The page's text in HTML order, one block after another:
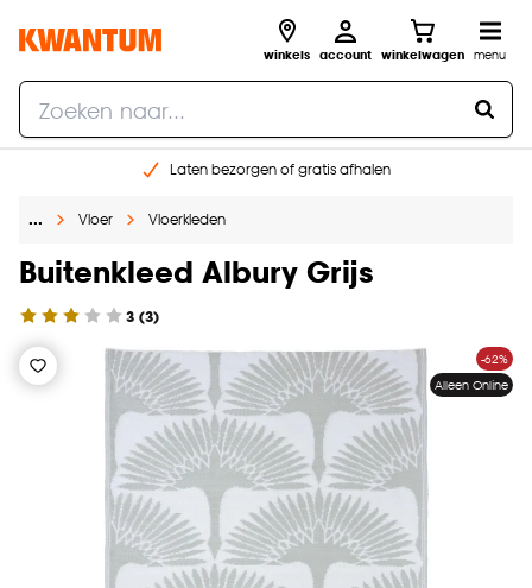
winkels account winkelwagen menu
Laten bezorgen of gratis afhalen
Gratis raam advies en opmeten aan huis
… Vloer Vloerkleden
Buitenkleed Albury Grijs
3 (3)
-62%
Alleen Online